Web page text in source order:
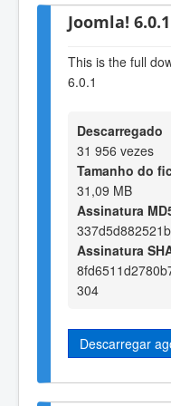
Joomla!
This is the full
6.0.1
Descarregado
31 956 vezes
Tamanho do
31,09 MB
Assinatura
Assinatura
304
Descarregar